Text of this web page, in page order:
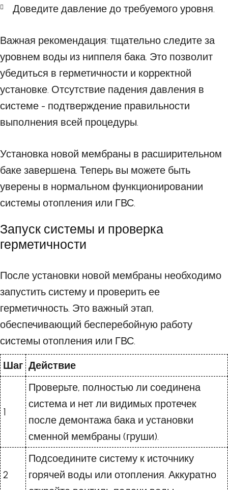
Доведите давление до требуемого уровня.
Важная рекомендация: тщательно следите за
уровнем воды из ниппеля бака. Это позволит
убедиться в герметичности и корректной
установке. Отсутствие падения давления в
системе - подтверждение правильности
выполнения всей процедуры.
Установка новой мембраны в расширительном
баке завершена. Теперь вы можете быть
уверены в нормальном функционировании
системы отопления или ГВС.
Запуск системы и проверка
герметичности
После установки новой мембраны необходимо
запустить систему и проверить ее
герметичность. Это важный этап,
обеспечивающий бесперебойную работу
системы отопления или ГВС.
Шаг Действие
1
Проверьте, полностью ли соединена
система и нет ли видимых протечек
после демонтажа бака и установки
сменной мембраны (груши).
2
Подсоедините систему к источнику
горячей воды или отопления. Аккуратно